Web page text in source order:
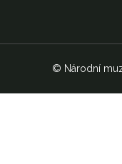
© Národní